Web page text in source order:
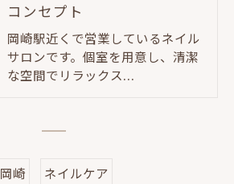
コンセプト
岡崎駅近くで営業しているネイル
サロンです。個室を用意し、清潔
な空間でリラックス…
岡崎 ネイルケア